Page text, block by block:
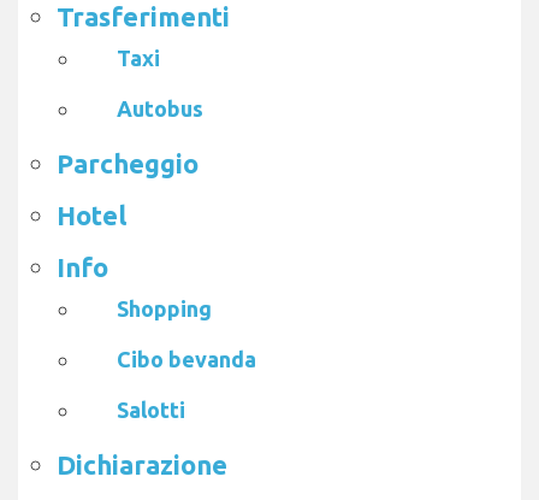
Trasferimenti
Taxi
Autobus
Parcheggio
Hotel
Info
Shopping
Cibo bevanda
Salotti
Dichiarazione